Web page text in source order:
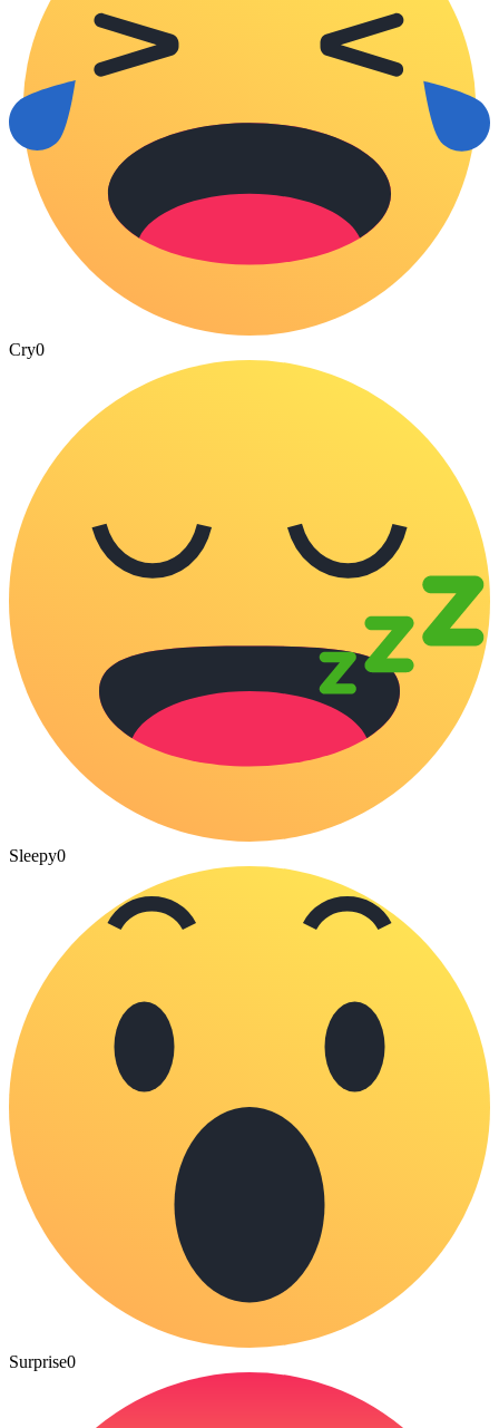
Cry0
Sleepy0
Surprise0